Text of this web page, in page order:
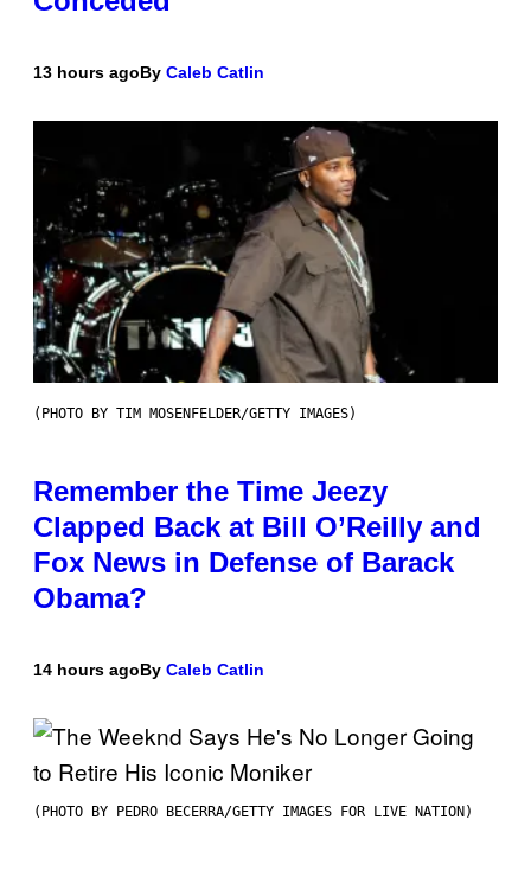
13 hours agoBy Caleb Catlin
(PHOTO BY TIM MOSENFELDER/GETTY IMAGES)
Remember the Time Jeezy
Clapped Back at Bill O’Reilly and
Fox News in Defense of Barack
Obama?
14 hours agoBy Caleb Catlin
(PHOTO BY PEDRO BECERRA/GETTY IMAGES FOR LIVE NATION)